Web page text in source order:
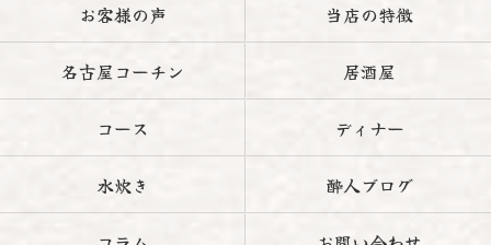
お客様の声 当店の特徴
名古屋コーチン 居酒屋
コース ディナー
水炊き 酔人ブログ